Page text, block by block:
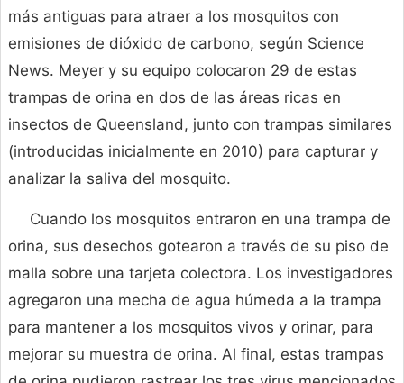
más antiguas para atraer a los mosquitos con
emisiones de dióxido de carbono, según Science
News. Meyer y su equipo colocaron 29 de estas
trampas de orina en dos de las áreas ricas en
insectos de Queensland, junto con trampas similares
(introducidas inicialmente en 2010) para capturar y
analizar la saliva del mosquito.
Cuando los mosquitos entraron en una trampa de
orina, sus desechos gotearon a través de su piso de
malla sobre una tarjeta colectora. Los investigadores
agregaron una mecha de agua húmeda a la trampa
para mantener a los mosquitos vivos y orinar, para
mejorar su muestra de orina. Al final, estas trampas